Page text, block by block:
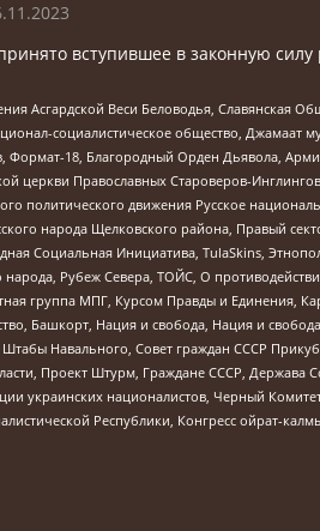
вступившее в законную
Асгардской Веси Беловодья, Славянская
социалистическое общество, Джамаат
Формат-18, Благородный Орден Дьявола,
церкви Православных Староверов-
политического движения Русское
народа Щелковского района, Правый
Социальная Инициатива, TulaSkins,
Рубеж Севера, ТОЙС, О
группа МПГ, Курсом Правды и Единения,
Башкорт, Нация и свобода, Нация и
Навального, Совет граждан СССР
Проект Штурм, Граждане СССР, Держава
националистов, Черный
Республики, Конгресс ойрат-